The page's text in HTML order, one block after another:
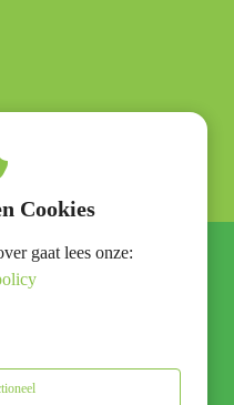
Cookies
gaat lees onze: